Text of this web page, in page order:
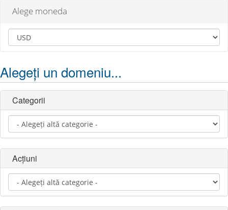
Alege moneda
Alegeți un domeniu...
Categorii
Acțiuni